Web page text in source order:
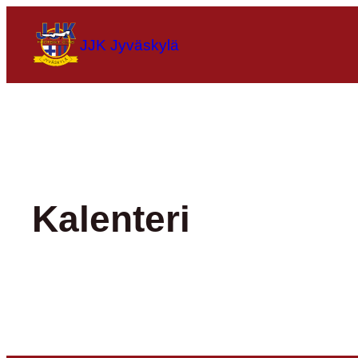
sisältöön
JJK Jyväskylä
Kalenteri